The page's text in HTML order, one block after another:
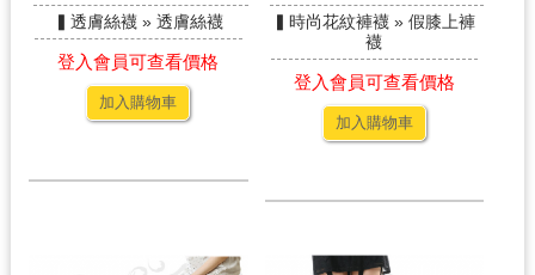
▍透膚絲襪 » 透膚絲襪
登入會員可查看價格
加入購物車
▍時尚花紋褲襪 » 假膝上褲
襪
登入會員可查看價格
加入購物車